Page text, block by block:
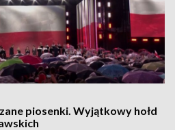
piosenki. Wyjątkowy hołd